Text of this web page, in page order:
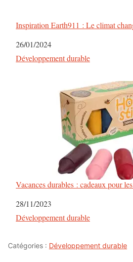
Inspiration Earth911 : Le climat
Date
26/01/2024
Par rapport à
Développement durable
Vacances durables : cadeaux pour
Date
28/11/2023
Par rapport à
Développement durable
Catégories : Développement durable